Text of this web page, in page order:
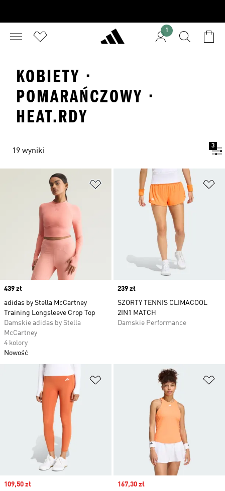
1
KOBIETY ·
POMARAŃCZOWY ·
HEAT.RDY
19 wyniki
3
Dodaj do listy życzeń
Price
439 zł
adidas by Stella McCartney
Training Longsleeve Crop Top
Damskie adidas by Stella
McCartney
4 kolory
Nowość
Price
239 zł
SZORTY TENNIS CLIMACOOL
2IN1 MATCH
Damskie Performance
Dodaj do listy życzeń
Sale price
109,50 zł Sale price
167,30 zł